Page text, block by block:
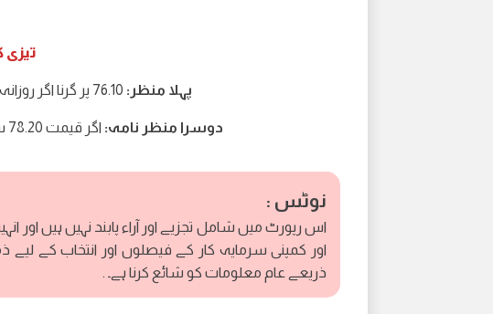
تیزی
پہلا منظر: 76.10 پر گرنا اگر روزانہ کینڈل 78.20 سے نیچے بند ہوتی ہے۔
دوسرا منظر نامہ: اگر قیمت 78.20 سے اوپر رہتی ہے تو 80.50 کی طرف اضافہ
نوٹس :
اس رپورٹ میں شامل تجزیے اور آراء پابند نہیں ہیں اور
اور کمپنی سرمایہ کار کے فیصلوں اور انتخاب کے
ذریعے عام معلومات کو شائع کرنا ہے۔ .